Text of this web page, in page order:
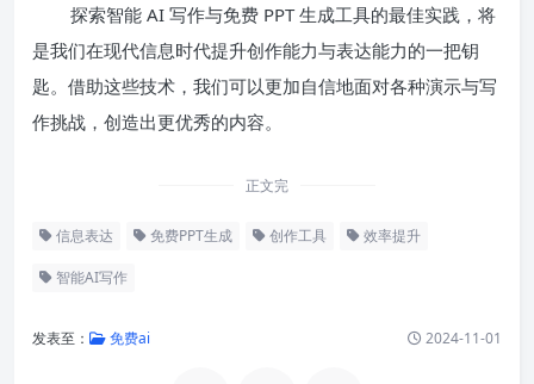
探索智能 AI 写作与免费 PPT 生成工具的最佳实践，将
是我们在现代信息时代提升创作能力与表达能力的一把钥
匙。借助这些技术，我们可以更加自信地面对各种演示与写
作挑战，创造出更优秀的内容。
正文完
信息表达 免费PPT生成 创作工具 效率提升
智能AI写作
发表至： 免费ai 2024-11-01